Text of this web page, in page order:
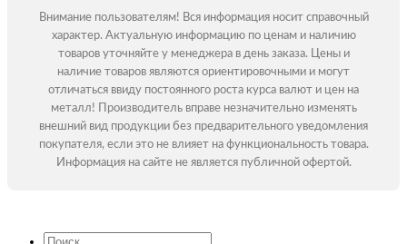
Внимание пользователям! Вся информация носит справочный
характер. Актуальную информацию по ценам и наличию
товаров уточняйте у менеджера в день заказа. Цены и
наличие товаров являются ориентировочными и могут
отличаться ввиду постоянного роста курса валют и цен на
металл! Производитель вправе незначительно изменять
внешний вид продукции без предварительного уведомления
покупателя, если это не влияет на функциональность товара.
Информация на сайте не является публичной офертой.
Искать: